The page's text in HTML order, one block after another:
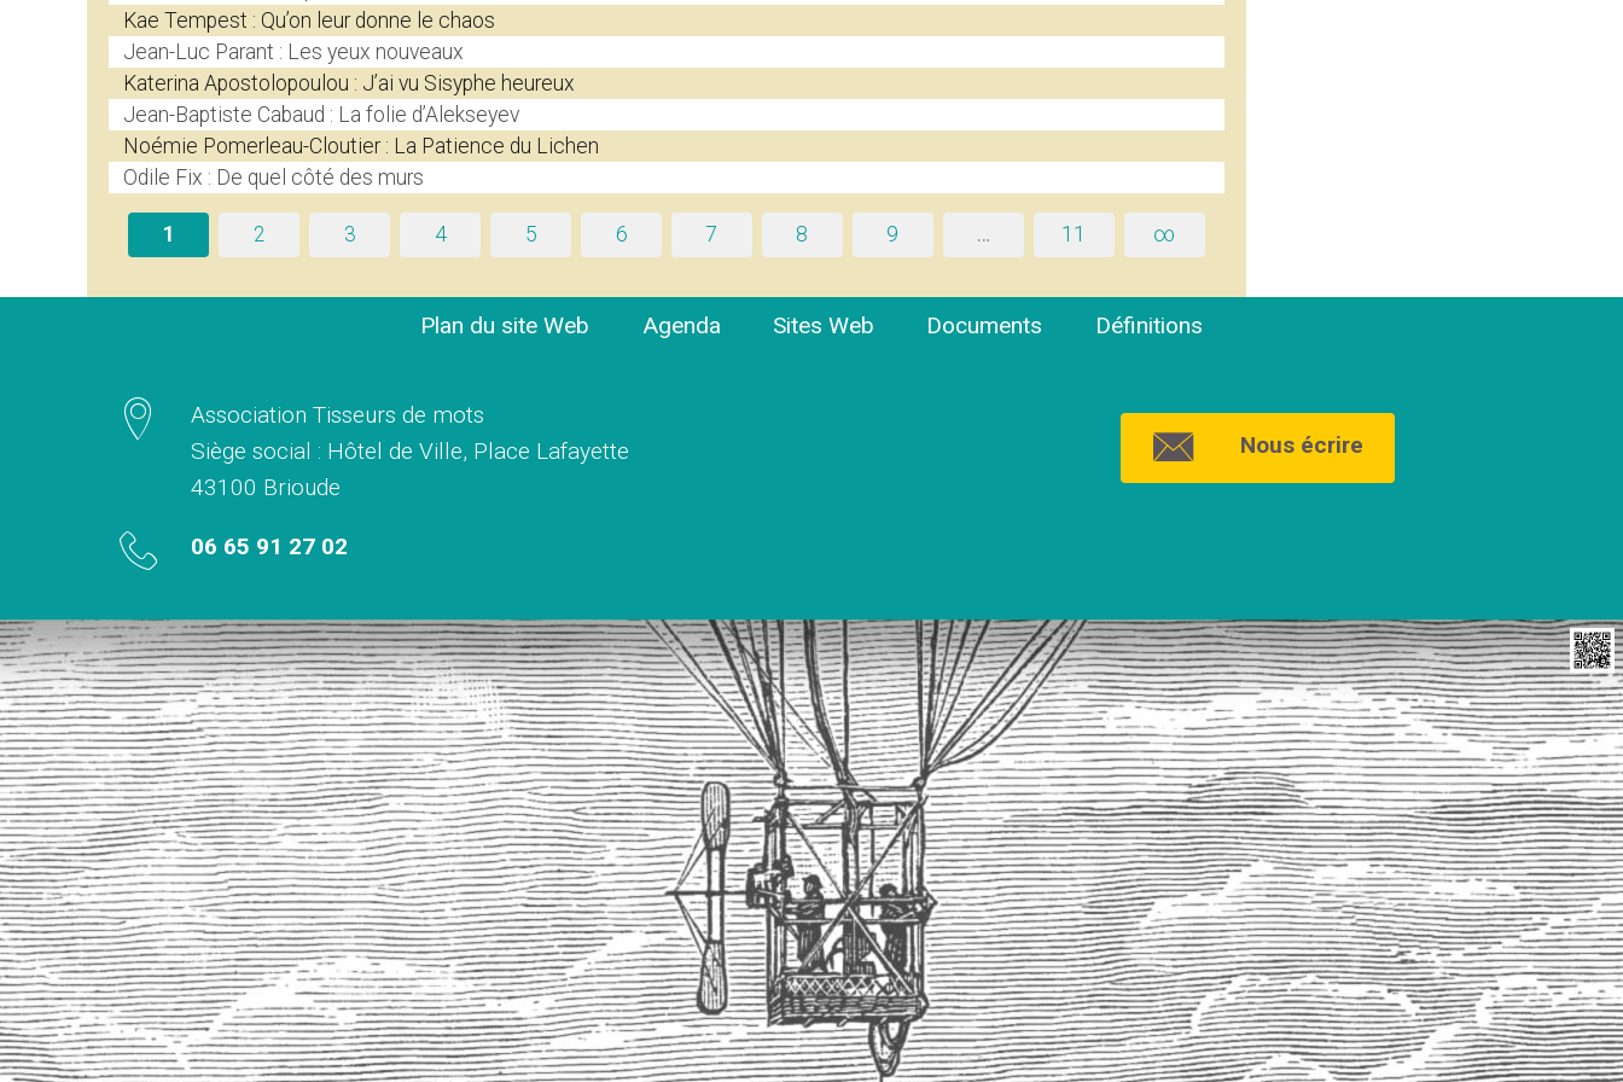
Kae Tempest : Qu’on leur donne le chaos
Jean-Luc Parant : Les yeux nouveaux
Katerina Apostolopoulou : J’ai vu Sisyphe heureux
Jean-Baptiste Cabaud : La folie d’Alekseyev
Noémie Pomerleau-Cloutier : La Patience du Lichen
Odile Fix : De quel côté des murs
1 2 3 4 5 6 7 8 9 … 11 ∞
Plan du site Web Agenda Sites Web Documents Définitions
Association Tisseurs de mots
Siège social : Hôtel de Ville, Place Lafayette
43100 Brioude
06 65 91 27 02
Nous écrire